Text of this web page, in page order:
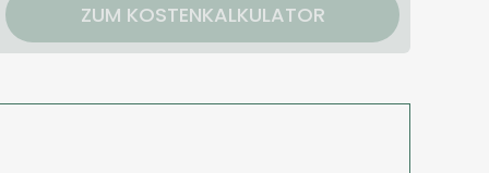
ZUM KOSTENKALKULATOR